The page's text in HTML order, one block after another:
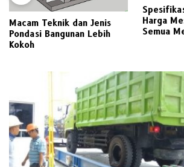
Macam Teknik dan Jenis
Pondasi Bangunan Lebih
Kokoh
Harga
Semua